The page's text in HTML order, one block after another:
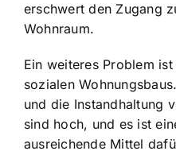
erschwert den Zugang
Wohnraum.
Ein weiteres Problem
sozialen
und die Instandhaltung
sind hoch, und es ist
ausreichende Mittel